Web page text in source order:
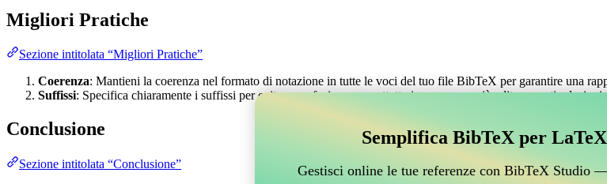
Migliori Pratiche
Sezione intitolata “Migliori Pratiche”
Coerenza: Mantieni la coerenza nel formato di notazione in tutte le voci del tuo file BibTeX per garantire una
Suffissi: Specifica chiaramente i suffissi per evitare confusione, soprattutto in opere con più editor aventi
Conclusione
Sezione intitolata “Conclusione”
Semplifica BibTeX per
Gestisci online le tue referenze con BibTeX Studio